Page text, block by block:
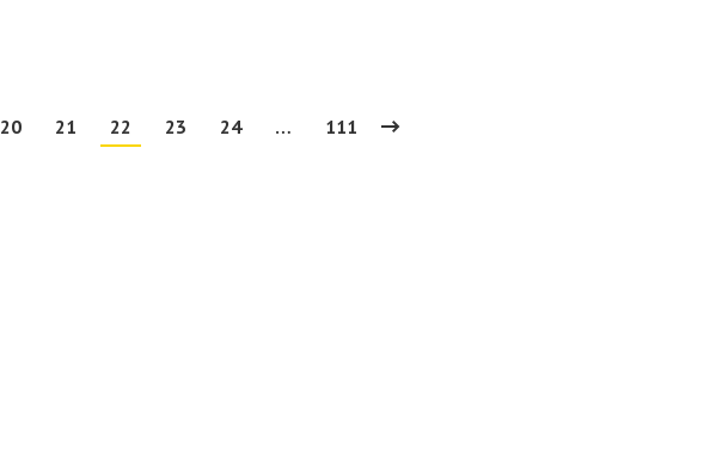
20 21 22 23 24 … 111